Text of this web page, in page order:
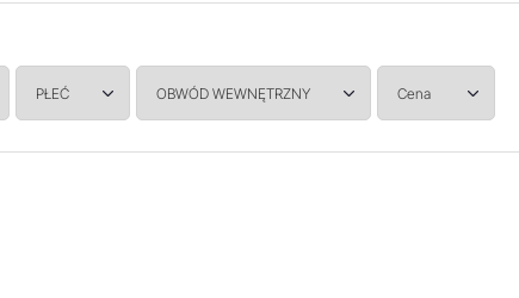
PŁEĆ OBWÓD WEWNĘTRZNY Cena